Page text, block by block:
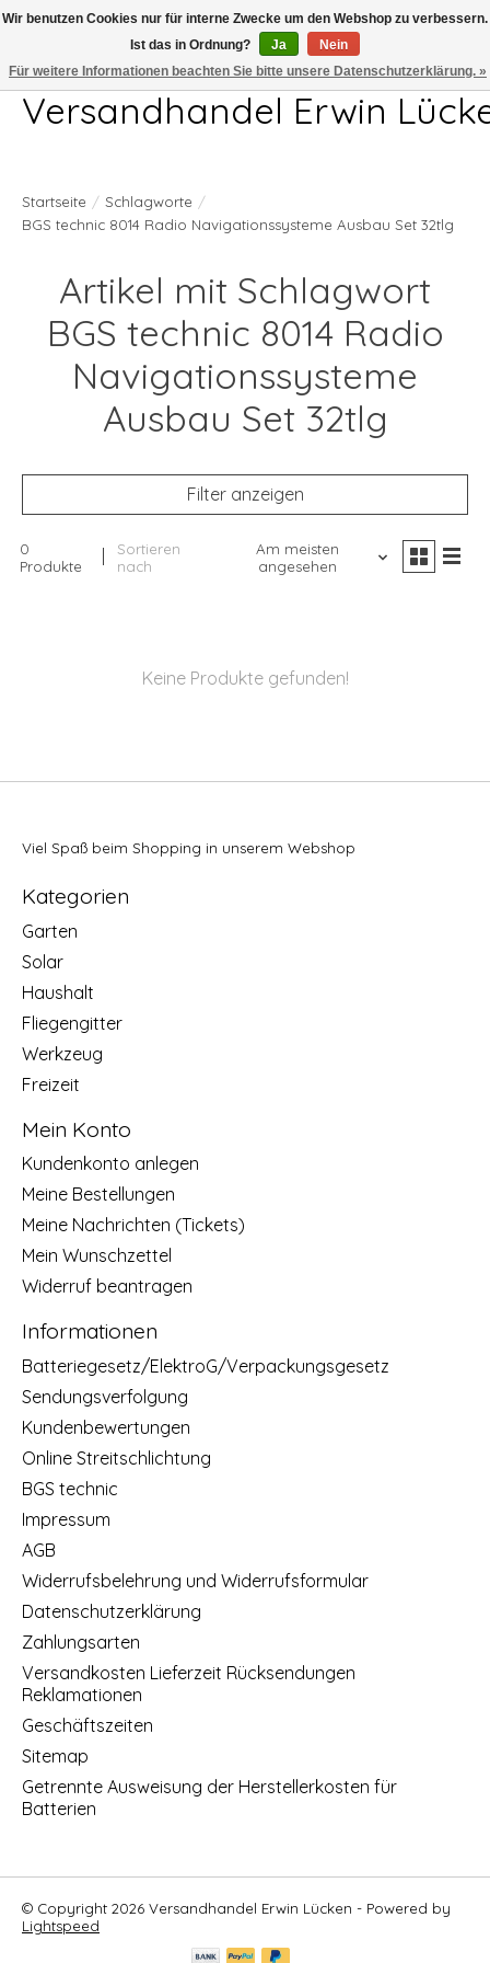
Telefon 04407 715872 MO-DO 7.00-17.00Uhr FR 7.00-13.00Uhr
Versandhandel Erwin
Startseite / Schlagworte /
BGS technic 8014 Radio Navigationssysteme Ausbau Set 32tlg
Artikel mit Schlagwort
BGS technic 8014 Radio
Navigationssysteme
Ausbau Set 32tlg
Filter anzeigen
0
Produkte
Sortieren
nach
Am meisten
angesehen
Keine Produkte gefunden!
Viel Spaß beim Shopping in unserem Webshop
Kategorien
Garten
Solar
Haushalt
Fliegengitter
Werkzeug
Freizeit
Mein Konto
Kundenkonto anlegen
Meine Bestellungen
Meine Nachrichten (Tickets)
Mein Wunschzettel
Widerruf beantragen
Informationen
Batteriegesetz/ElektroG/Verpackungsgesetz
Sendungsverfolgung
Kundenbewertungen
Online Streitschlichtung
BGS technic
Impressum
AGB
Widerrufsbelehrung und Widerrufsformular
Datenschutzerklärung
Zahlungsarten
Versandkosten Lieferzeit Rücksendungen
Reklamationen
Geschäftszeiten
Sitemap
Getrennte Ausweisung der Herstellerkosten für
Batterien
© Copyright 2026 Versandhandel Erwin Lücken - Powered by
Lightspeed
Wir benutzen Cookies nur für interne Zwecke um den Webshop zu verbessern.
Ist das in Ordnung?
Ja
Nein
Für weitere Informationen beachten Sie bitte unsere Datenschutzerklärung. »